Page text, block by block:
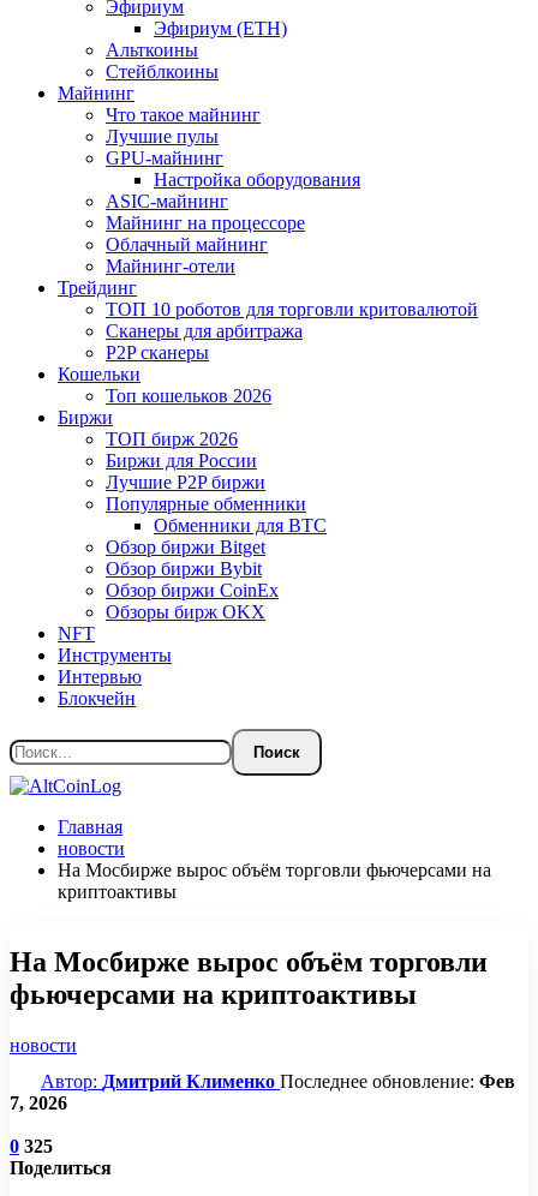
Эфириум
Эфириум (ETH)
Альткоины
Стейблкоины
Майнинг
Что такое майнинг
Лучшие пулы
GPU-майнинг
Настройка оборудования
ASIC-майнинг
Майнинг на процессоре
Облачный майнинг
Майнинг-отели
Трейдинг
ТОП 10 роботов для торговли критовалютой
Сканеры для арбитража
P2P сканеры
Кошельки
Топ кошельков 2026
Биржи
ТОП бирж 2026
Биржи для России
Лучшие P2P биржи
Популярные обменники
Обменники для BTC
Обзор биржи Bitget
Обзор биржи Bybit
Обзор биржи CoinEx
Обзоры бирж OKX
NFT
Инструменты
Интервью
Блокчейн
Главная
новости
На Мосбирже вырос объём торговли фьючерсами на
криптоактивы
На Мосбирже вырос объём торговли
фьючерсами на криптоактивы
новости
Автор: Дмитрий Клименко Последнее обновление: Фев
7, 2026
0 325
Поделиться